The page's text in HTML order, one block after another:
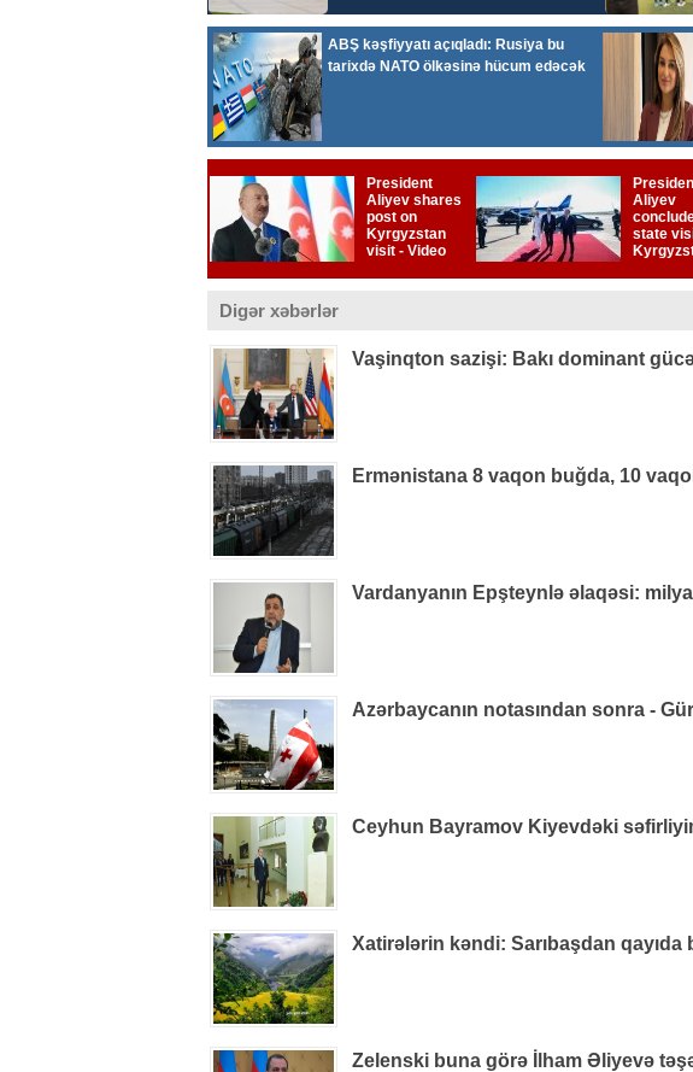
Digər xəbərlər
Vaşinqton sazişi: Bakı dominant
Ermənistana 8 vaqon buğda, 10
Vardanyanın Epşteynlə əlaqəsi:
Azərbaycanın notasından sonra -
Ceyhun Bayramov Kiyevdəki
Xatirələrin kəndi: Sarıbaşdan qayıda
Zelenski buna görə İlham Əliyevə